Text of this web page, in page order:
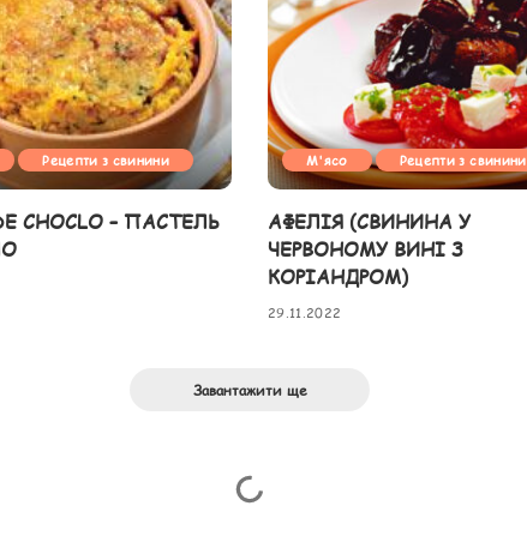
Рецепти з свинини
CHOCLO – ПАСТЕЛЬ
М'ясо Рецепти з свинини
АФЕЛІЯ (СВИНИНА У
ЧЕРВОНОМУ ВИНІ З
КОРІАНДРОМ)
29.11.2022
Завантажити ще